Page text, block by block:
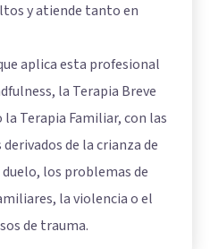
y atiende tanto en
aplica esta profesional
la Terapia Breve
Terapia Familiar, con las
de la crianza de
los problemas de
la violencia o el
de trauma.